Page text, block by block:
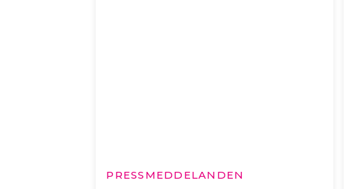
PRESSMEDDELANDEN